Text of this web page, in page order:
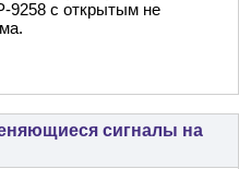
9258 с открытым не
сигналы на